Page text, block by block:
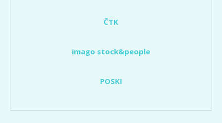
ČTK
imago stock&people
POSKI